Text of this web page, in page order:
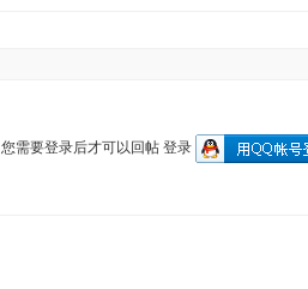
您需要登录后才可以回帖 登录